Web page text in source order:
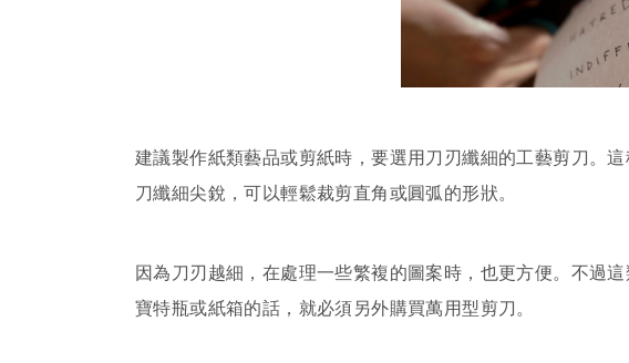
建議製作紙類藝品或剪紙時，要選用刀刃纖細的工藝剪刀。
刀纖細尖銳，可以輕鬆裁剪直角或圓弧的形狀。
因為刀刃越細，在處理一些繁複的圖案時，也更方便。不過
寶特瓶或紙箱的話，就必須另外購買萬用型剪刀。